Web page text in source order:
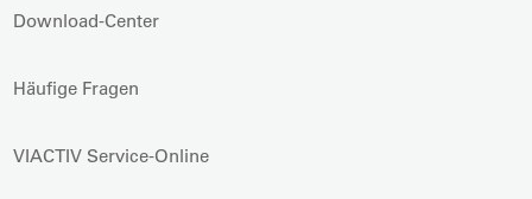
Download-Center
Häufige Fragen
VIACTIV Service-Online